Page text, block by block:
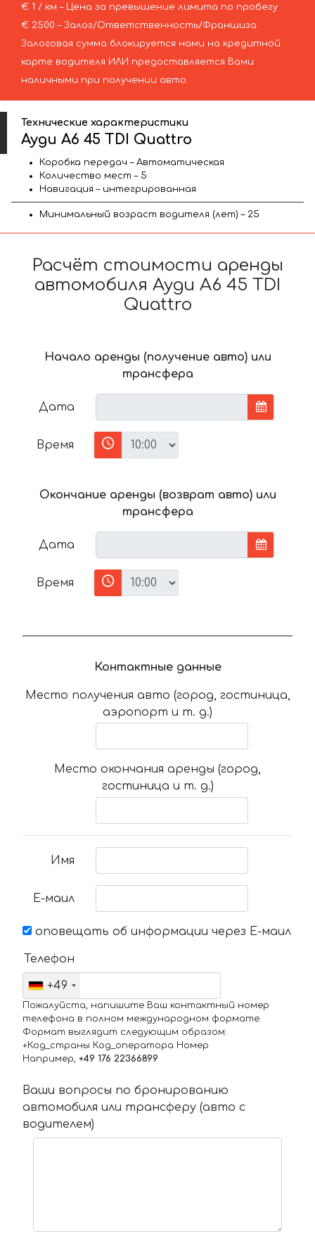
€ 1 / км – Цена за превышение лимита по пробегу
€ 2500 – Залог/Ответственность/Франшиза.
Залоговая сумма блокируется нами на кредитной
карте водителя ИЛИ предоставляется Вами
наличными при получении авто.
Технические характеристики
Ауди A6 45 TDI Quattro
Коробка передач – Автоматическая
Количество мест – 5
Навигация – интегрированная
Минимальный возраст водителя (лет) – 25
Расчёт стоимости аренды
автомобиля Ауди A6 45 TDI
Quattro
Начало аренды (получение авто) или
трансфера
Дата
Время
Окончание аренды (возврат авто) или
трансфера
Дата
Время
Контактные данные
Место получения авто (город, гостиница,
аэропорт и т. д.)
Место окончания аренды (город,
гостиница и т. д.)
Имя
Е-маил
оповещать об информации через Е-маил
Телефон
+49
Пожалуйста, напишите Ваш контактный номер
телефона в полном международном формате.
Формат выглядит следующим образом:
+Код_страны Код_оператора Номер
Например, +49 176 22366899
Ваши вопросы по бронированию
автомобиля или трансферу (авто с
водителем)